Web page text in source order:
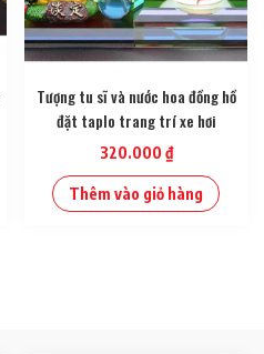
Tượng tu sĩ và nước hoa đồng hồ
đặt taplo trang trí xe hơi
320.000 ₫
Thêm vào giỏ hàng